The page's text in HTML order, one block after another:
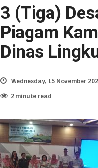
3 (Tiga)
Piagam
Dinas
Wednesday, 15 November
2 minute read